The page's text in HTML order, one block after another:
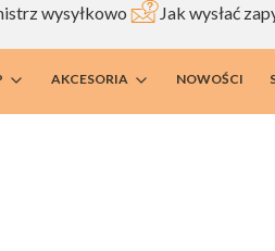
wysyłkowo Jak wysłać
AKCESORIA NOWOŚCI